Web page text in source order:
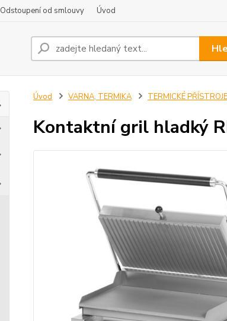
Odstoupení od smlouvy Úvod
Úvod VARNA, TERMIKA TERMICKÉ PŘÍSTROJE
Kontaktní gril hladký